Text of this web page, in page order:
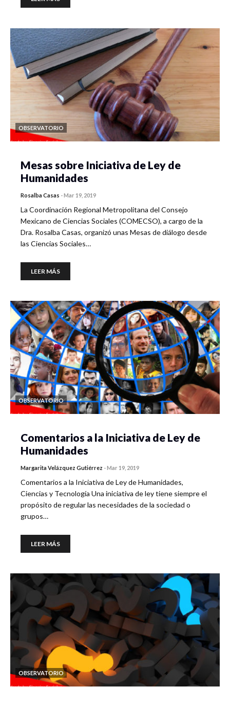
OBSERVATORIO
Mesas sobre Iniciativa de Ley de
Humanidades
Rosalba Casas -Mar 19, 2019
La Coordinación Regional Metropolitana del Consejo
Mexicano de Ciencias Sociales (COMECSO), a cargo de la
Dra. Rosalba Casas, organizó unas Mesas de diálogo desde
las Ciencias Sociales…
LEER MÁS
OBSERVATORIO
Comentarios a la Iniciativa de Ley de
Humanidades
Margarita Velázquez Gutiérrez -Mar 19, 2019
Comentarios a la Iniciativa de Ley de Humanidades,
Ciencias y Tecnología Una iniciativa de ley tiene siempre el
propósito de regular las necesidades de la sociedad o
grupos…
LEER MÁS
OBSERVATORIO